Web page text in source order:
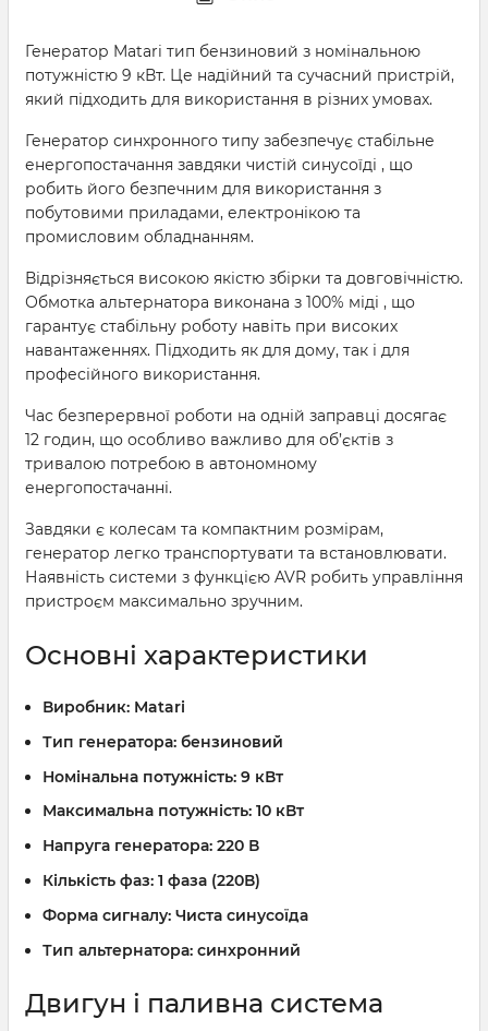
Генератор Matari тип бензиновий з номінальною
потужністю 9 кВт. Це надійний та сучасний пристрій,
який підходить для використання в різних умовах.
Генератор синхронного типу забезпечує стабільне
енергопостачання завдяки чистій синусоїді , що
робить його безпечним для використання з
побутовими приладами, електронікою та
промисловим обладнанням.
Відрізняється високою якістю збірки та довговічністю.
Обмотка альтернатора виконана з 100% міді , що
гарантує стабільну роботу навіть при високих
навантаженнях. Підходить як для дому, так і для
професійного використання.
Час безперервної роботи на одній заправці досягає
12 годин, що особливо важливо для об’єктів з
тривалою потребою в автономному
енергопостачанні.
Завдяки є колесам та компактним розмірам,
генератор легко транспортувати та встановлювати.
Наявність системи з функцією AVR робить управління
пристроєм максимально зручним.
Основні характеристики
Виробник: Matari
Тип генератора: бензиновий
Номінальна потужність: 9 кВт
Максимальна потужність: 10 кВт
Напруга генератора: 220 В
Кількість фаз: 1 фаза (220В)
Форма сигналу: Чиста синусоїда
Тип альтернатора: синхронний
Двигун і паливна система